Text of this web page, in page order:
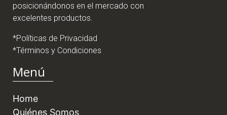
posicionándonos en el mercado con
excelentes productos.
*Políticas de Privacidad
*Términos y Condiciones
Menú
Home
Quiénes Somos